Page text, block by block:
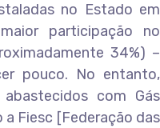
no Estado em
participação no
34%) –
pouco. No entanto,
com Gás
Fiesc [Federação das